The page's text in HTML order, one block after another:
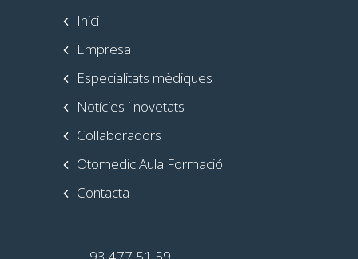
Inici
Empresa
Especialitats mèdiques
Notícies i novetats
Col·laboradors
Otomedic Aula Formació
Contacta